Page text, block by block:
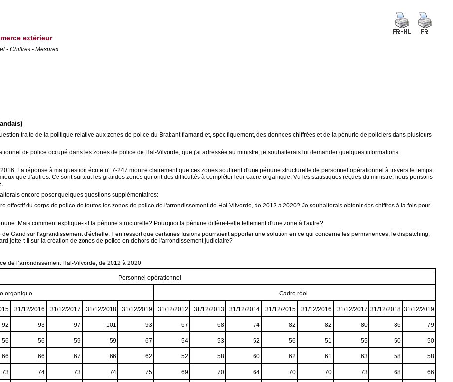
extérieur
- Chiffres - Mesures
traite de la politique relative aux zones de police du Brabant flamand et, spécifiquement, des données chiffrées et de la pénurie de policiers dans plusieurs
de police occupé dans les zones de police de Hal-Vilvorde, que j'ai adressée au ministre, je souhaiterais lui demander quelques informations
La réponse à ma question écrite n° 7-247 montre clairement que ces zones souffrent d'une pénurie structurelle de personnel opérationnel à travers le temps.
que d'autres. Ce sont surtout les grandes zones qui ont des difficultés à compléter leur cadre organique. Vu les statistiques reçues du ministre, nous pensons
encore poser quelques questions supplémentaires:
effectif du corps de police de toutes les zones de police de l'arrondissement de Hal-Vilvorde, de 2012 à 2020? Je souhaiterais obtenir des chiffres à la fois pour
Mais comment explique-t-il la pénurie structurelle? Pourquoi la pénurie diffère-t-elle tellement d'une zone à l'autre?
Gand sur l'agrandissement d'échelle. Il en ressort que certaines fusions pourraient apporter une solution en ce qui concerne les permanences, le dispatching,
jette-t-il sur la création de zones de police en dehors de l'arrondissement judiciaire?
de l’arrondissement Hal-Vilvorde, de 2012 à 2020.
Personnel opérationnel
organique Cadre réel
31/12/2016 31/12/2017 31/12/2018 31/12/2019 31/12/2012 31/12/2013 31/12/2014 31/12/2015 31/12/2016 31/12/2017 31/12/2018 31/12/2019
92 93 97 101 93 67 68 74 82 82 80 86 79
56 56 59 59 67 54 53 52 56 51 55 50 50
66 66 67 66 62 52 58 60 62 61 63 58 58
73 74 73 74 75 69 70 64 70 70 73 68 66